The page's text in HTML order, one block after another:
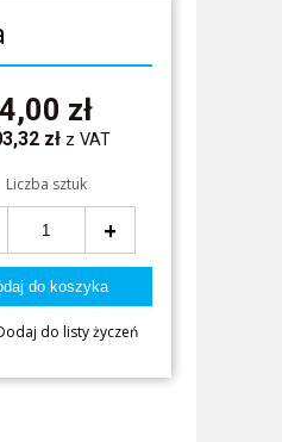
zł
zł z VAT
Liczba sztuk
+
do listy życzeń